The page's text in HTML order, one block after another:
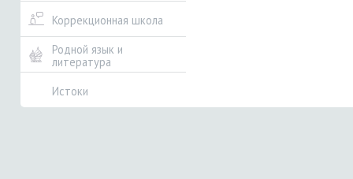
Коррекционная школа
Родной язык и
литература
Истоки